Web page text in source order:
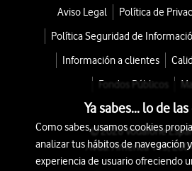
Aviso Legal
Política de
Política Seguridad de
Información a clientes
Fondos Públicos
© 2026 Vodafone
Avda. América 115,
Ya sabes... lo de
Como sabes, usamos cookies
analizar tus hábitos de navegación
experiencia de usuario ofreciendo